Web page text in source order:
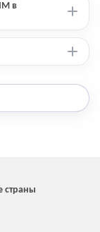
в
страны